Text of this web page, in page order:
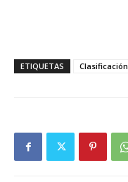
ETIQUETAS Clasificación